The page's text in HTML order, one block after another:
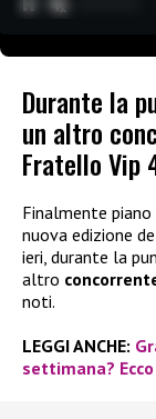
Durante la
un altro
Fratello Vip
Finalmente
nuova edizione
ieri, durante la
altro
noti.
LEGGI ANCHE:
settimana?